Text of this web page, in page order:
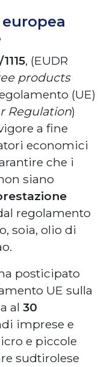
, (EUDR
products
(UE)
Regulation)
a fine
economici
che i
siano
regolamento
soia, olio di
posticipato
UE sulla
al 30
imprese e
e piccole
sudtirolese